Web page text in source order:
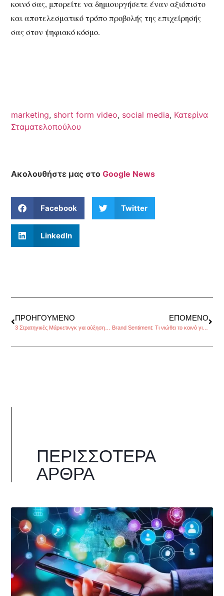
κοινό σας, μπορείτε να δημιουργήσετε έναν αξιόπιστο
και αποτελεσματικό τρόπο προβολής της επιχείρησής
σας στον ψηφιακό κόσμο.
marketing, short form video, social media, Κατερίνα
Σταματελοπούλου
Ακολουθήστε μας στοGoogle News
Facebook Twitter
LinkedIn
ΠΡΟΗΓΟΎΜΕΝΟ ΕΠΌΜΕΝΟ
Brand Sentiment: Τι νιώθει το κοινό για το brand σου;
ΠΕΡΙΣΣΌΤΕΡΑ
ΆΡΘΡΑ